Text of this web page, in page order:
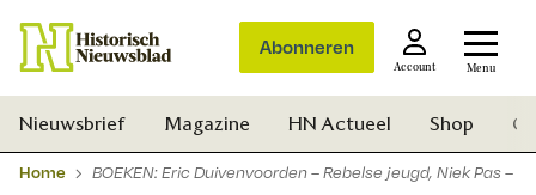
Abonneren
Account Menu
Nieuwsbrief Magazine HN Actueel Shop
Home BOEKEN: Eric Duivenvoorden – Rebelse jeugd, Niek Pas –